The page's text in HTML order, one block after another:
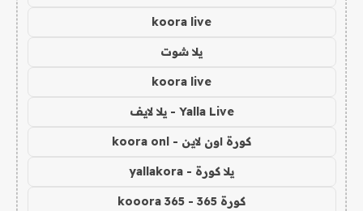
koora live
يلا شوت
koora live
Yalla Live - يلا لايف
كورة اون لاين - koora onl
يلا كورة - yallakora
كورة 365 - kooora 365